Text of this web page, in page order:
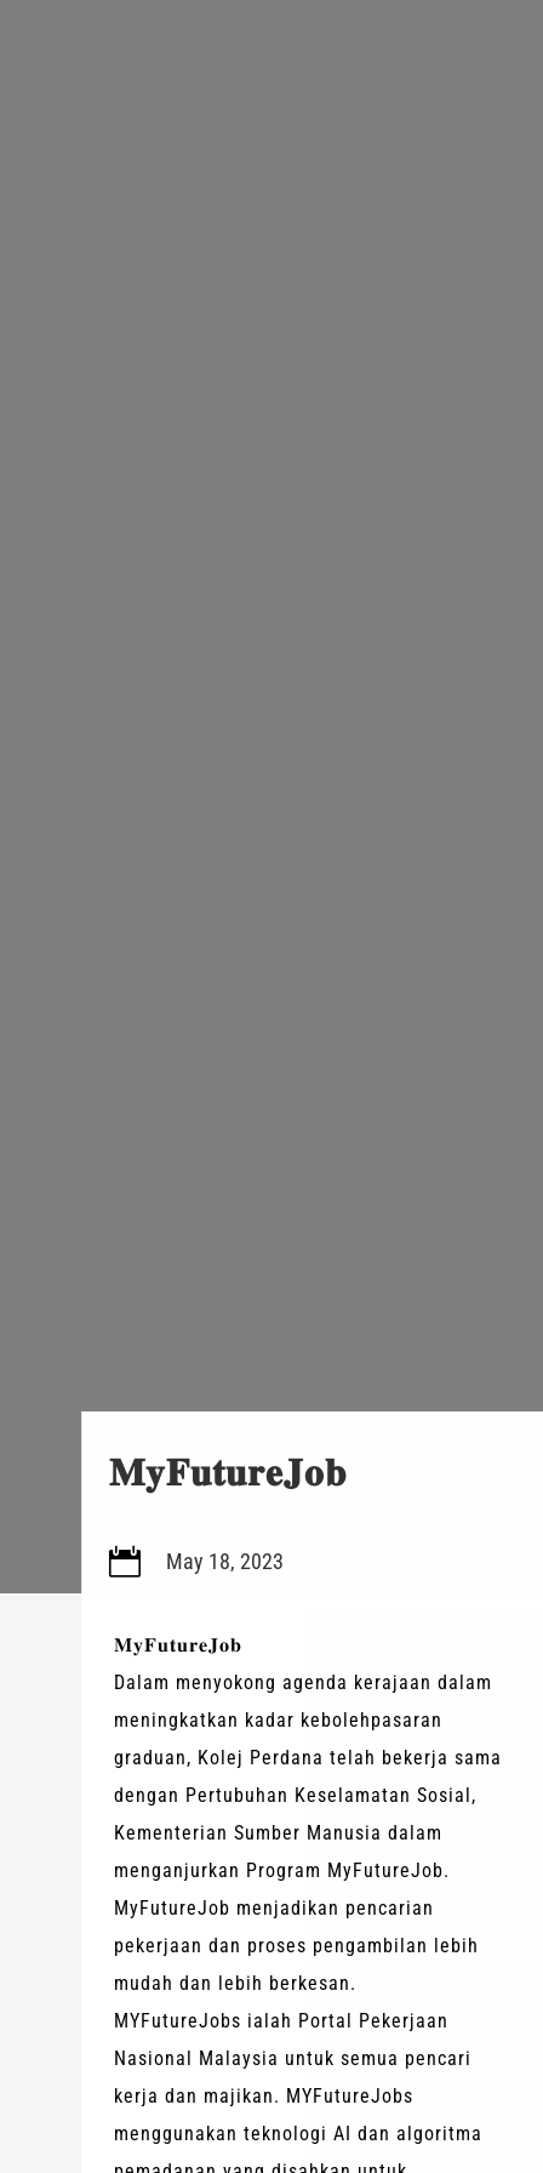
𝐌𝐲𝐅𝐮𝐭𝐮𝐫𝐞𝐉𝐨𝐛
 May 18, 2023
𝐌𝐲𝐅𝐮𝐭𝐮𝐫𝐞𝐉𝐨𝐛
Dalam menyokong agenda kerajaan dalam
meningkatkan kadar kebolehpasaran
graduan, Kolej Perdana telah bekerja sama
dengan Pertubuhan Keselamatan Sosial,
Kementerian Sumber Manusia dalam
menganjurkan Program MyFutureJob.
MyFutureJob menjadikan pencarian
pekerjaan dan proses pengambilan lebih
mudah dan lebih berkesan.
MYFutureJobs ialah Portal Pekerjaan
Nasional Malaysia untuk semua pencari
kerja dan majikan. MYFutureJobs
menggunakan teknologi AI dan algoritma